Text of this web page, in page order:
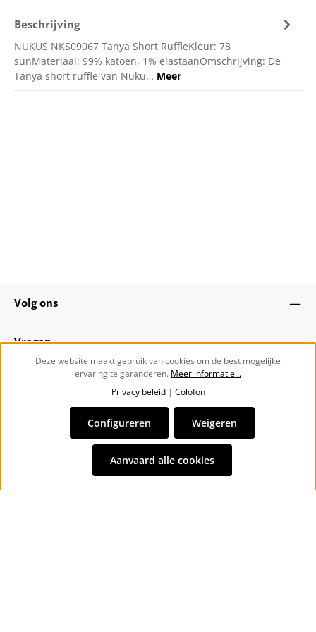
Beschrijving
NUKUS NKS09067 Tanya Short RuffleKleur: 78
sunMateriaal: 99% katoen, 1% elastaanOmschrijving: De
Tanya short ruffle van Nuku… Meer
Volg ons
Vragen
Alle prijzen incl. btw plusverzendkosten
bezorgkosten, indien niet anders vermeld.
Deze website maakt gebruik van cookies om de best mogelijke
ervaring te garanderen. Meer informatie...
Privacy beleid| Colofon
Weigeren
Configureren
Aanvaard alle cookies